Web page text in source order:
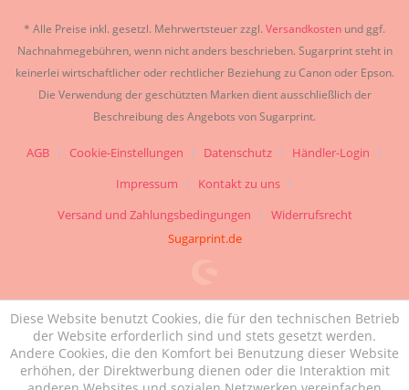
* Alle Preise inkl. gesetzl. Mehrwertsteuer zzgl. Versandkosten und ggf.
Nachnahmegebühren, wenn nicht anders beschrieben. Sugarprint steht in
keinerlei wirtschaftlicher oder rechtlicher Beziehung zu Canon oder Epson.
Die Verwendung der geschützten Marken dient ausschließlich der
Beschreibung des Angebots von Sugarprint.
AGB Cookie-Einstellungen Datenschutz
Händler-Login
Impressum
Kontakt zu uns
Versand und Zahlungsbedingungen
Widerrufsrecht
Sugarprint.de
Diese Website benutzt Cookies, die für den technischen Betrieb
der Website erforderlich sind und stets gesetzt werden.
Andere Cookies, die den Komfort bei Benutzung dieser Website
erhöhen, der Direktwerbung dienen oder die Interaktion mit